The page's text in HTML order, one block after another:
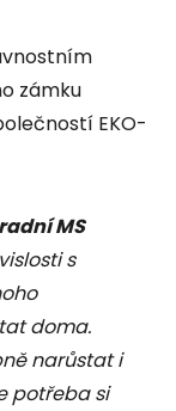
zámku
EKO-
MS
s
doma.
narůstat i
potřeba si